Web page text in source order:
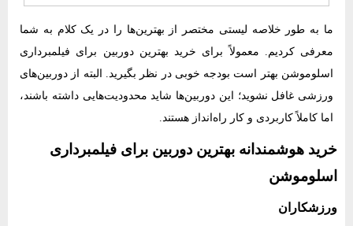
ما به طور خلاصه لیستی مختصر از بهترین‌ها را در یک کلام به شما
معرفی کردیم. معمولاً برای خرید بهترین دوربین برای فیلمبرداری
اسلوموشن بهتر است بودجه خوبی در نظر بگیرید. البته از دوربین‌های
ورزشی غافل نشوید؛ این دوربین‌ها شاید محدودیت‌هایی داشته باشند،
اما کاملاً کاربردی و کار راه‌انداز هستند.
خرید هوشمندانه بهترین دوربین برای فیلمبرداری
اسلوموشن
ورزشکاران